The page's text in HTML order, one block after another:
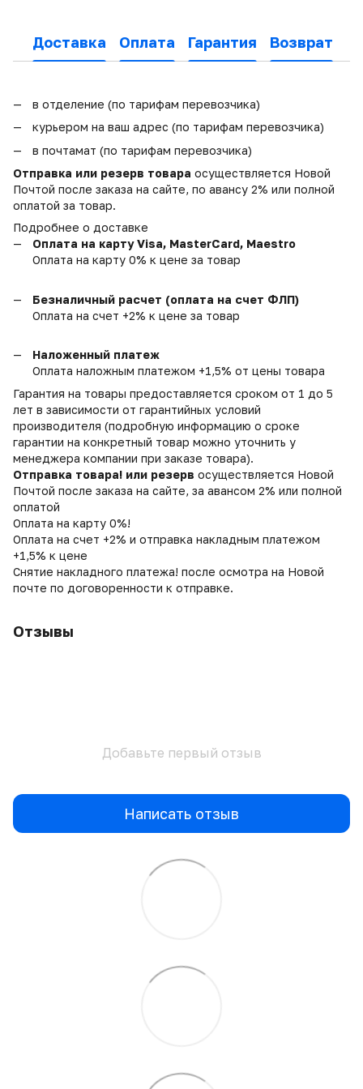
Доставка Оплата Гарантия Возврат
в отделение (по тарифам перевозчика)
курьером на ваш адрес (по тарифам перевозчика)
в почтамат (по тарифам перевозчика)
Отправка или резерв товара осуществляется Новой
Почтой после заказа на сайте, по авансу 2% или полной
оплатой за товар.
Подробнее о доставке
Оплата на карту Visa, MasterCard, Maestro
Оплата на карту 0% к цене за товар
Безналичный расчет (оплата на счет ФЛП)
Оплата на счет +2% к цене за товар
Наложенный платеж
Оплата наложным платежом +1,5% от цены товара
Гарантия на товары предоставляется сроком от 1 до 5
лет в зависимости от гарантийных условий
производителя (подробную информацию о сроке
гарантии на конкретный товар можно уточнить у
менеджера компании при заказе товара).
Отправка товара! или резерв осуществляется Новой
Почтой после заказа на сайте, за авансом 2% или полной
оплатой
Оплата на карту 0%!
Оплата на счет +2% и отправка накладным платежом
+1,5% к цене
Снятие накладного платежа! после осмотра на Новой
почте по договоренности к отправке.
Отзывы
Добавьте первый отзыв
Написать отзыв